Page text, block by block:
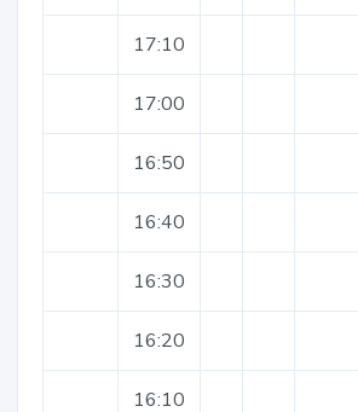
17:10
17:00
16:50
16:40
16:30
16:20
16:10